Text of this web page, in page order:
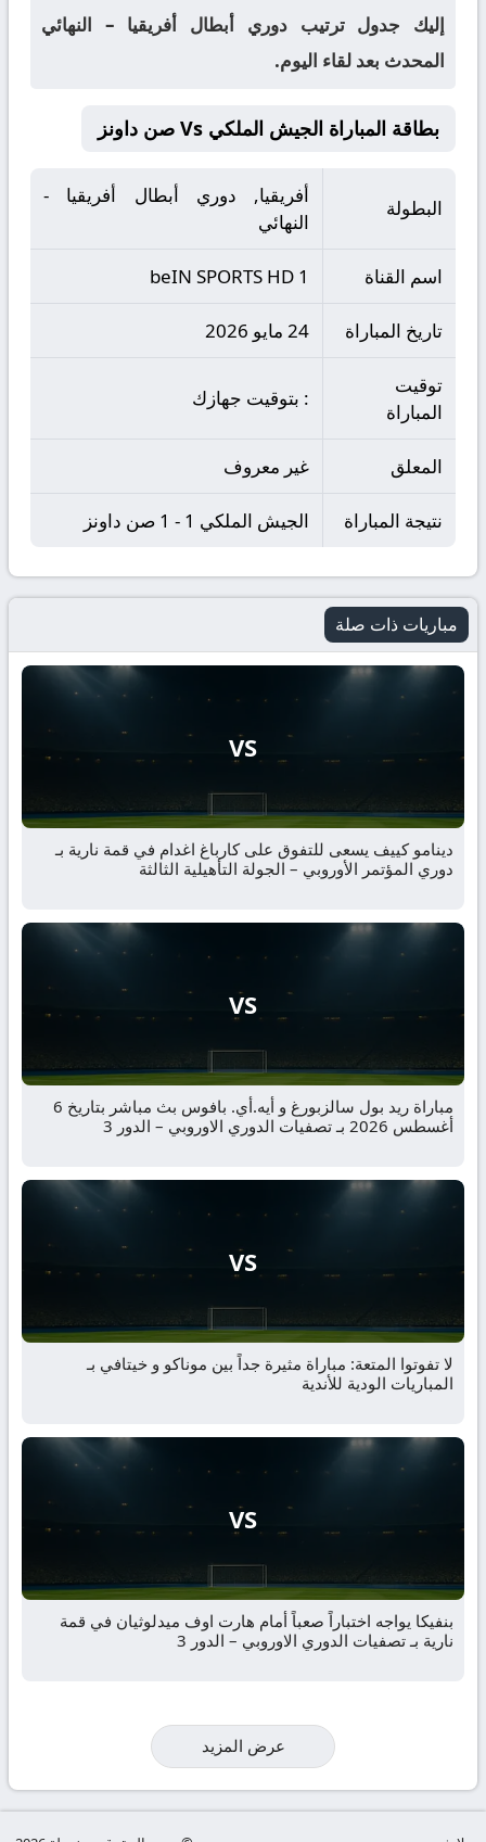
إليك جدول ترتيب دوري أبطال أفريقيا – النهائي
المحدث بعد لقاء اليوم.
بطاقة المباراة الجيش الملكي Vs صن داونز
البطولة
أفريقيا, دوري أبطال أفريقيا -
النهائي
اسم القناة beIN SPORTS HD 1
تاريخ المباراة 24 مايو 2026
توقيت
المباراة
: بتوقيت جهازك
المعلق غير معروف
نتيجة المباراة الجيش الملكي 1 - 1 صن داونز
مباريات ذات صلة
VS
دينامو كييف يسعى للتفوق على كارباغ اغدام في قمة نارية بـ
دوري المؤتمر الأوروبي – الجولة التأهيلية الثالثة
VS
مباراة ريد بول سالزبورغ و أيه.أي. بافوس بث مباشر بتاريخ 6
أغسطس 2026 بـ تصفيات الدوري الاوروبي – الدور 3
VS
لا تفوتوا المتعة: مباراة مثيرة جداً بين موناكو و خيتافي بـ
المباريات الودية للأندية
VS
بنفيكا يواجه اختباراً صعباً أمام هارت اوف ميدلوثيان في قمة
نارية بـ تصفيات الدوري الاوروبي – الدور 3
عرض المزيد